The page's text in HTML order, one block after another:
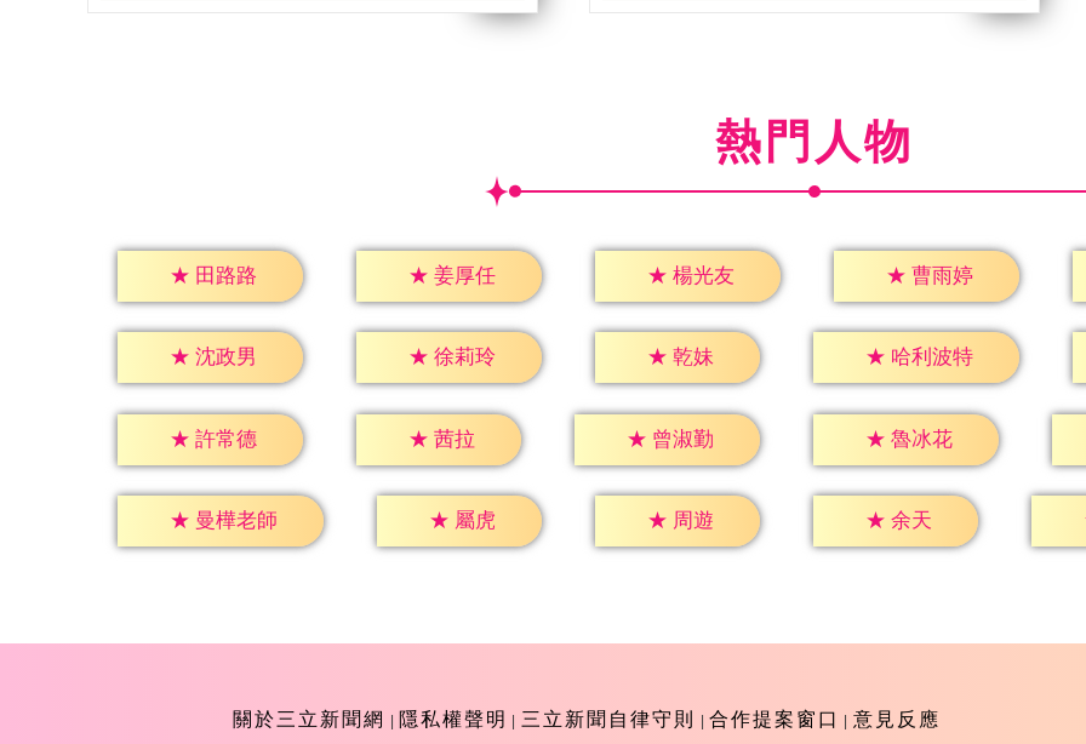
熱門人物
★ 田路路 ★ 姜厚任 ★ 楊光友 ★ 曹雨婷
★ 沈政男 ★ 徐莉玲 ★ 乾妹 ★ 哈利波特
★ 許常德 ★ 茜拉 ★ 曾淑勤 ★ 魯冰花
★ 曼樺老師 ★ 屬虎 ★ 周遊 ★ 余天
關於三立新聞網 隱私權聲明 三立新聞自律守則 合作提案窗口 意見反應